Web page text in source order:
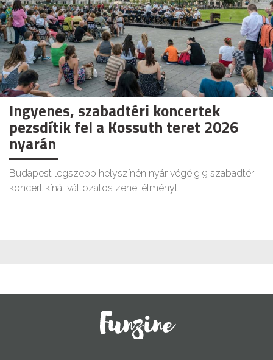
Ingyenes, szabadtéri koncertek
pezsdítik fel a Kossuth teret 2026
nyarán
Budapest legszebb helyszínén nyár végéig 9 szabadtéri
koncert kínál változatos zenei élményt.